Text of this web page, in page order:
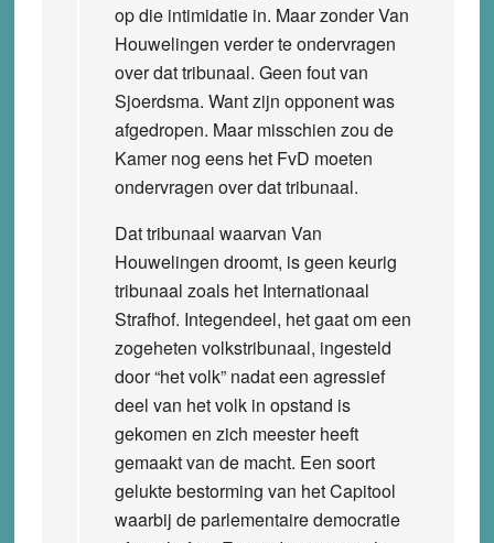
op die intimidatie in. Maar zonder Van
Houwelingen verder te ondervragen
over dat tribunaal. Geen fout van
Sjoerdsma. Want zijn opponent was
afgedropen. Maar misschien zou de
Kamer nog eens het FvD moeten
ondervragen over dat tribunaal.
Dat tribunaal waarvan Van
Houwelingen droomt, is geen keurig
tribunaal zoals het Internationaal
Strafhof. Integendeel, het gaat om een
zogeheten volkstribunaal, ingesteld
door “het volk” nadat een agressief
deel van het volk in opstand is
gekomen en zich meester heeft
gemaakt van de macht. Een soort
gelukte bestorming van het Capitool
waarbij de parlementaire democratie